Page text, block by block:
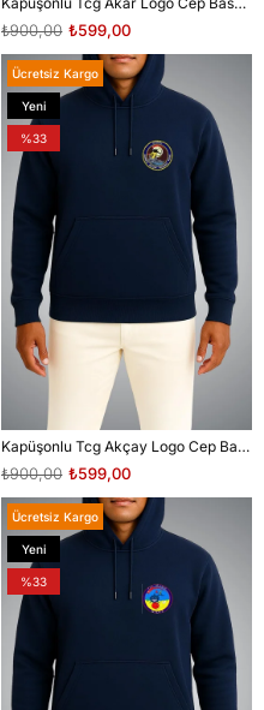
₺599,00
₺900,00
Kapüşonlu Tcg Akçay Logo Cep Baskılı Unisex Sweatshirt
₺599,00
₺900,00
Ücretsiz Kargo
Yeni
Ürün
%33
Ücretsiz Kargo
Yeni
Ürün
%33